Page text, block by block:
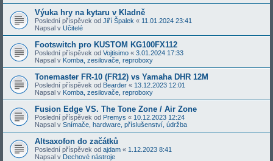
Výuka hry na kytaru v Kladně
Poslední příspěvek od Jiří Špalek « 11.01.2024 23:41
Napsal v Učitelé
Footswitch pro KUSTOM KG100FX112
Poslední příspěvek od Vojtisimo « 3.01.2024 17:33
Napsal v Komba, zesilovače, reproboxy
Tonemaster FR-10 (FR12) vs Yamaha DHR 12M
Poslední příspěvek od Bearder « 13.12.2023 12:01
Napsal v Komba, zesilovače, reproboxy
Fusion Edge VS. The Tone Zone / Air Zone
Poslední příspěvek od Premys « 10.12.2023 12:24
Napsal v Snímače, hardware, příslušenství, údržba
Altsaxofon do začátků
Poslední příspěvek od ajdam « 1.12.2023 8:41
Napsal v Dechové nástroje